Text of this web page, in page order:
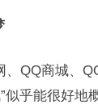
QQ商城、
似乎能很好地